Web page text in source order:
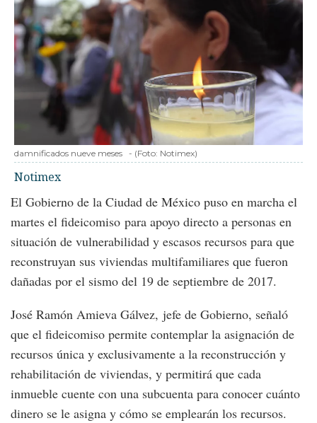
damnificados nueve meses - (Foto: Notimex)
Notimex
El Gobierno de la Ciudad de México puso en marcha el
martes el fideicomiso para apoyo directo a personas en
situación de vulnerabilidad y escasos recursos para que
reconstruyan sus viviendas multifamiliares que fueron
dañadas por el sismo del 19 de septiembre de 2017.
José Ramón Amieva Gálvez, jefe de Gobierno, señaló
que el fideicomiso permite contemplar la asignación de
recursos única y exclusivamente a la reconstrucción y
rehabilitación de viviendas, y permitirá que cada
inmueble cuente con una subcuenta para conocer cuánto
dinero se le asigna y cómo se emplearán los recursos.